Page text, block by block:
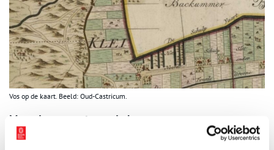
Vos op de kaart. Beeld: Oud-Castricum.
Meer dan een stip op de kaart
Uit het Oud-Rechterlijk Archief blijkt dat het “erf” lag aan de